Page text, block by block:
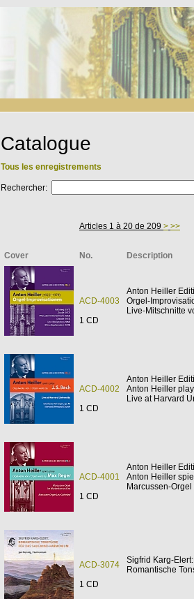
Catalogue
Tous les enregistrements
Rechercher:
Articles 1 à 20 de 209 > >>
Cover No. Description
ACD-4003
1 CD
Anton Heiller
Orgel-
Live-Mitschnitte
ACD-4002
1 CD
Anton Heiller
Anton Heiller
Live at Harvard
ACD-4001
1 CD
Anton Heiller
Anton Heiller
Marcussen-
ACD-3074
1 CD
Sigfrid Karg-Elert:
Romantische